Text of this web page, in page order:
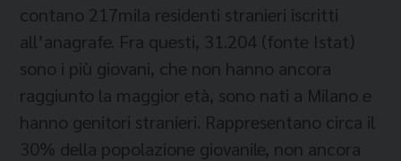
contano 217mila residenti stranieri iscritti
all’anagrafe. Fra questi, 31.204 (fonte Istat)
sono i più giovani, che non hanno ancora
raggiunto la maggior età, sono nati a Milano e
hanno genitori stranieri. Rappresentano circa il
30% della popolazione giovanile, non ancora